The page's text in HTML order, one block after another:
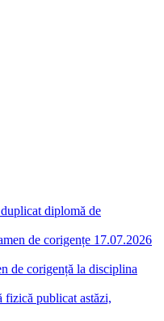
diplomă de
de corigențe 17.07.2026
de corigență la disciplina
fizică publicat astăzi,